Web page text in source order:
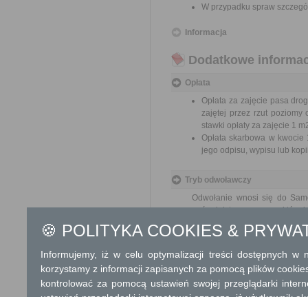
W przypadku spraw
Informacja
Dodatkowe
Opłata
Opłata za zajęcie pasa
zajętej przez rzut poziomy
stawki opłaty za zajęcie 1
Opłata skarbowa w
jego odpisu, wypisu lub
Tryb odwoławczy
Odwołanie wnosi się do
pośrednictwem organu, który
nadania w polskiej placówce
Skargi i wnioski
Przedmiotem skargi może
pracowników, naruszenie
spraw.
🍪 POLITYKA COOKIES &
Informujemy, iż w celu optymalizacji treści dostępnych w
korzystamy z informacji zapisanych za pomocą plików
kontrolować za pomocą ustawień swojej przeglądarki